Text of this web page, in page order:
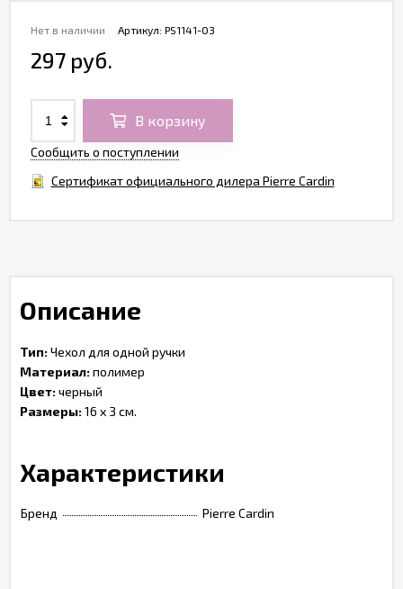
Артикул: PS1141-03
Нет в наличии
297 руб.
В корзину
Сообщить о поступлении
Сертификат официального дилера Pierre Cardin
Описание
Тип:Чехол для одной ручки
Материал:полимер
Цвет:черный
Размеры:16 x 3 см.
Характеристики
Бренд Pierre Cardin